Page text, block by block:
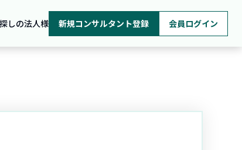
しの法人様 新規コンサルタント登録 会員ログイン